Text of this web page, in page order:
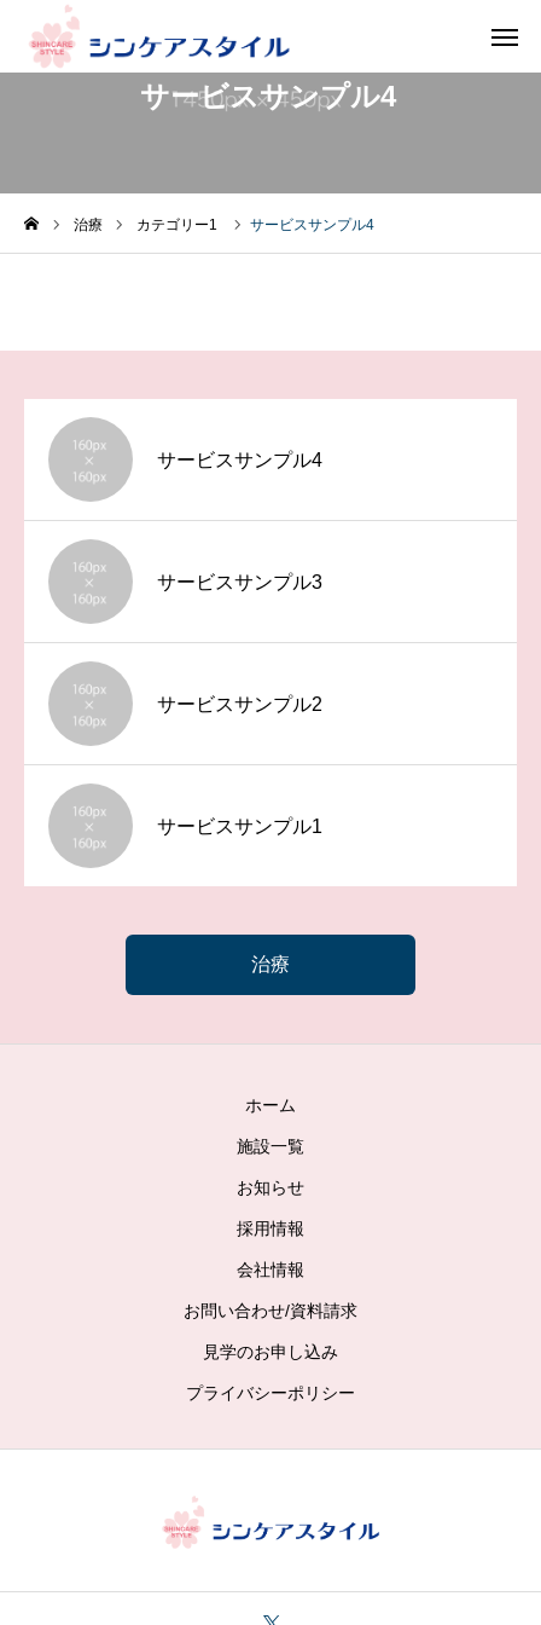
サービスサンプル4
治療 カテゴリー1 サービスサンプル4
サービスサンプル4
サービスサンプル3
サービスサンプル2
サービスサンプル1
治療
ホーム
施設一覧
お知らせ
採用情報
会社情報
お問い合わせ/資料請求
見学のお申し込み
プライバシーポリシー
フリー
ダイヤル
お問い合わせ 資料請求
ホーム
採用情報
会社情報
お問い合わせ/資料請求